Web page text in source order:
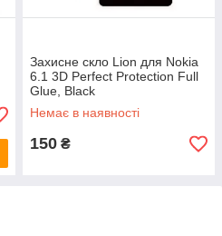
Захисне скло Lion для Nokia
6.1 3D Perfect Protection Full
Glue, Black
Немає в наявності
150 ₴